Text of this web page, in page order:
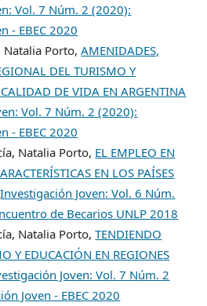
Vol. 7 Núm. 2 (2020):
- EBEC 2020
Natalia Porto,AMENIDADES,
DEL TURISMO Y
DE VIDA EN ARGENTINA
Vol. 7 Núm. 2 (2020):
- EBEC 2020
Natalia Porto, EL EMPLEO EN
EN LOS PAÍSES
Investigación Joven: Vol. 6 Núm.
de Becarios UNLP 2018
Natalia Porto,TENDIENDO
Y EDUCACIÓN EN REGIONES
Joven: Vol. 7 Núm. 2
Joven - EBEC 2020